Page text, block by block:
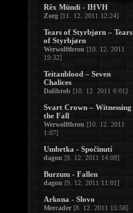
Rêx Mündi - IHVH
Zorg [11. 12. 2011 12:24]
Tears of Styrbjørn – Tears
of Styrbjørn
Werwolfthron [10. 12. 2011
19:32]
Teitanblood – Seven
Chalices
Dalihrob [10. 12. 2011 6:01]
Svart Crown – Witnessing
the Fall
Werwolfthron [10. 12. 2011
1:07]
Umbrtka - Spočinutí
dagon [9. 12. 2011 14:09]
Burzum - Fallen
dagon [9. 12. 2011 11:01]
Arkona - Slovo
Mercader[8. 12. 2011 15:58]